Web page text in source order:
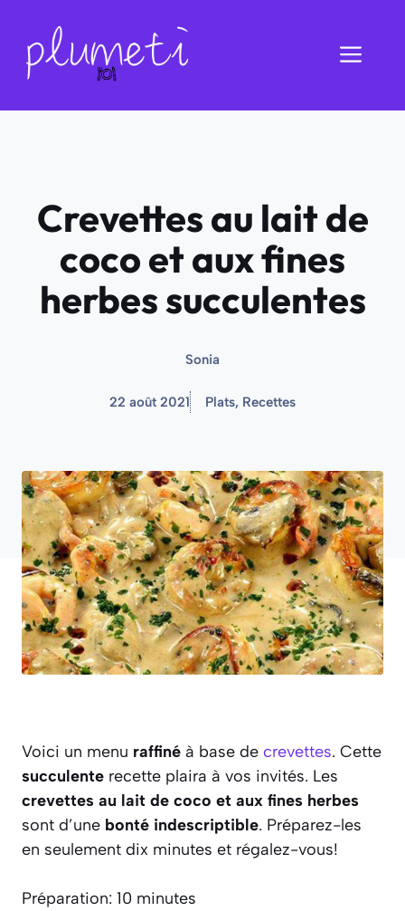
contenu
Crevettes au lait de
coco et aux fines
herbes succulentes
Sonia
22 août 2021 Plats, Recettes
Voici un menu raffiné à base de crevettes. Cette
succulente recette plaira à vos invités. Les
crevettes au lait de coco et aux fines herbes
sont d’une bonté indescriptible. Préparez-les
en seulement dix minutes et régalez-vous!
Préparation: 10 minutes